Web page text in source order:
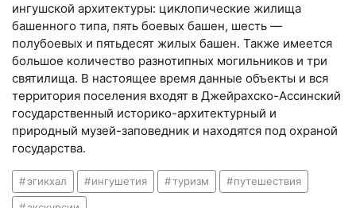
ингушской архитектуры: циклопические жилища
башенного типа, пять боевых башен, шесть —
полубоевых и пятьдесят жилых башен. Также имеется
большое количество разнотипных могильников и три
святилища. В настоящее время данные объекты и вся
территория поселения входят в Джейрахско-Ассинский
государственный историко-архитектурный и
природный музей-заповедник и находятся под охраной
государства.
эгикхал ингушетия туризм путешествия